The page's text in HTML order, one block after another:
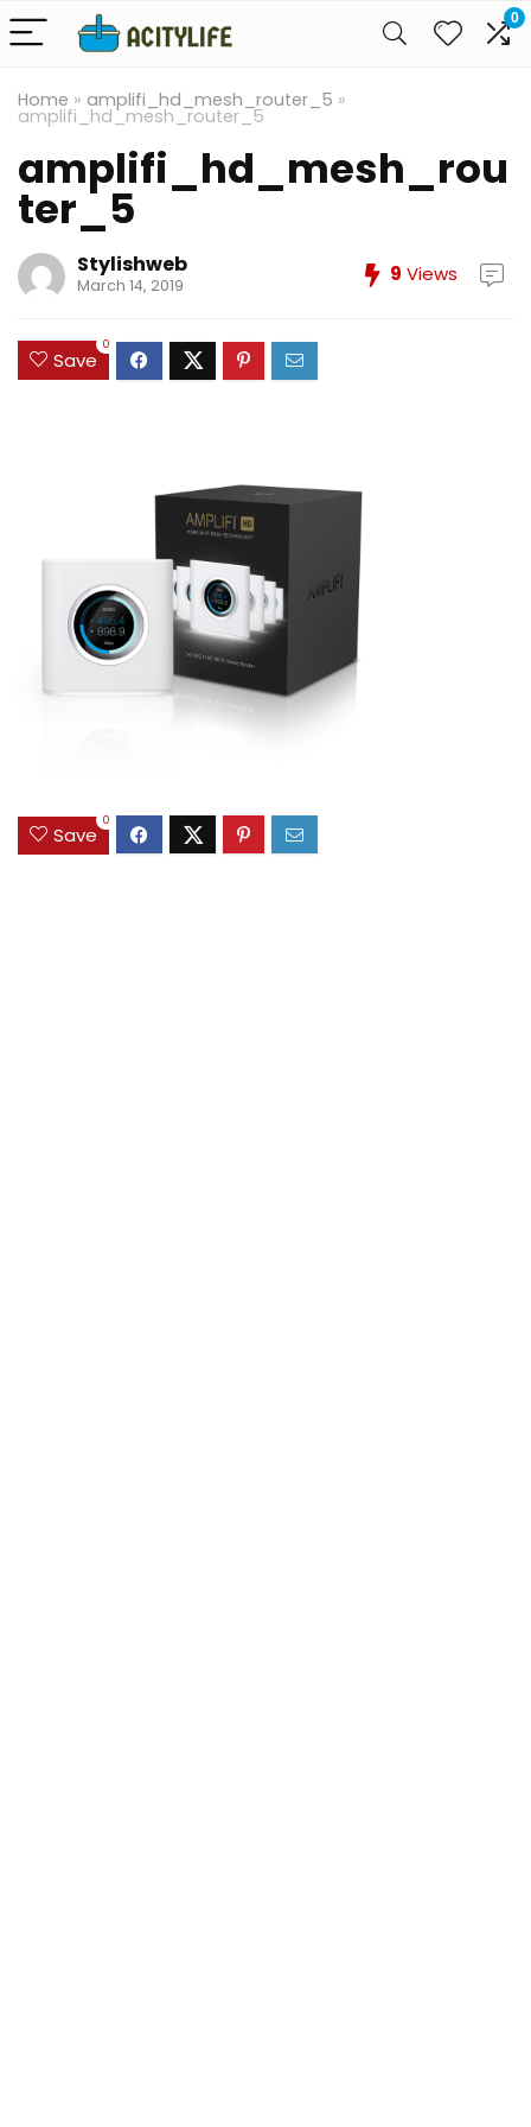
0
Home » amplifi_hd_mesh_router_5 »
amplifi_hd_mesh_router_5
amplifi_hd_mesh_rou
ter_5
Stylishweb
March 14, 2019 9 Views
Save
0
Save
0